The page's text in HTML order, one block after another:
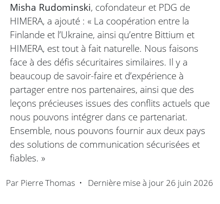
Misha Rudominski, cofondateur et PDG de
HIMERA, a ajouté : « La coopération entre la
Finlande et l’Ukraine, ainsi qu’entre Bittium et
HIMERA, est tout à fait naturelle. Nous faisons
face à des défis sécuritaires similaires. Il y a
beaucoup de savoir-faire et d’expérience à
partager entre nos partenaires, ainsi que des
leçons précieuses issues des conflits actuels que
nous pouvons intégrer dans ce partenariat.
Ensemble, nous pouvons fournir aux deux pays
des solutions de communication sécurisées et
fiables. »
Par Pierre Thomas • Dernière mise à jour 26 juin 2026